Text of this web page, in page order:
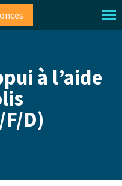
à l’aide
D)